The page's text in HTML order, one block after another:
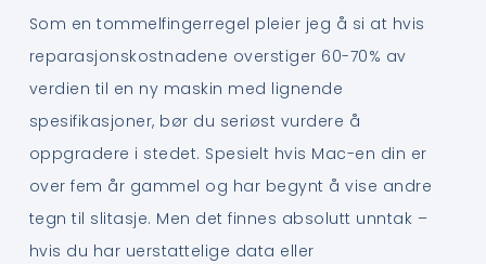
Som en tommelfingerregel pleier jeg å si at hvis
reparasjonskostnadene overstiger 60-70% av
verdien til en ny maskin med lignende
spesifikasjoner, bør du seriøst vurdere å
oppgradere i stedet. Spesielt hvis Mac-en din er
over fem år gammel og har begynt å vise andre
tegn til slitasje. Men det finnes absolutt unntak –
hvis du har uerstattelige data eller